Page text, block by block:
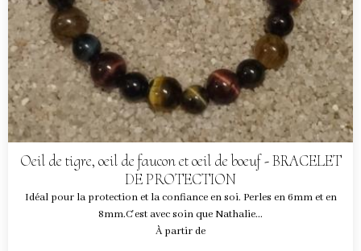
Oeil de tigre, oeil de faucon et oeil de boeuf - BRACELET
DE PROTECTION
Idéal pour la protection et la confiance en soi. Perles en 6mm et en
8mm.C'est avec soin que Nathalie...
À partir de